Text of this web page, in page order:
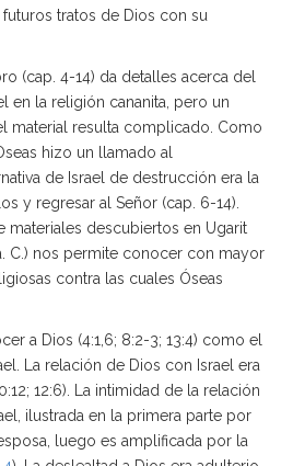
tratos de Dios con su
(cap. 4-14) da detalles acerca del
en la religión cananita, pero un
material resulta complicado. Como
hizo un llamado al
de Israel de destrucción era la
y regresar al Señor (cap. 6-14).
materiales descubiertos en Ugarit
C.) nos permite conocer con mayor
contra las cuales Óseas
a Dios (4:1,6; 8:2-3; 13:4) como el
La relación de Dios con Israel era
12:6). La intimidad de la relación
ilustrada en la primera parte por
luego es amplificada por la